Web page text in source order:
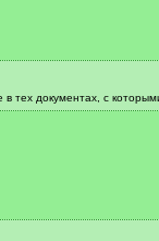
тех документах, с